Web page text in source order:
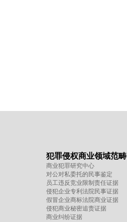
犯罪侵权商业领域范畴
商业犯罪研究中心
对公对私委托的民事鉴定
员工违反竞业限制责任证据
侵犯企业专利法院民事证据
假冒企业商标法院商业证据
侵犯商业秘密追责证据
商业纠纷证据